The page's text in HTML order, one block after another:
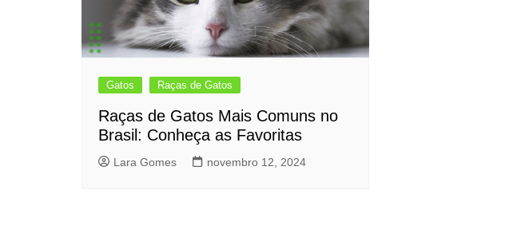
Gatos Raças de Gatos
Raças de Gatos Mais Comuns no
Brasil: Conheça as Favoritas
Lara Gomes novembro 12, 2024